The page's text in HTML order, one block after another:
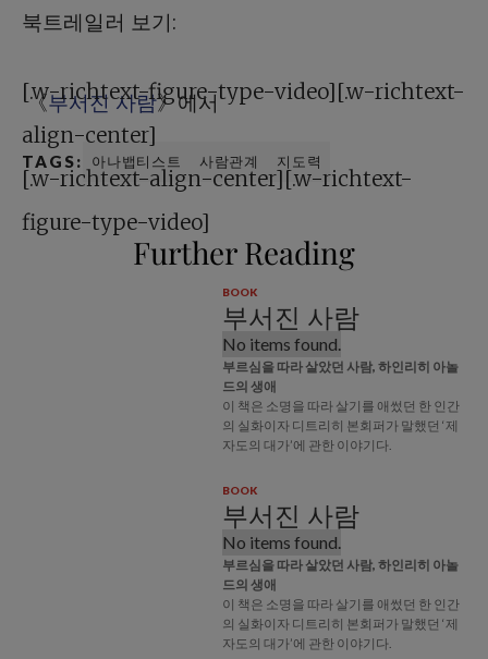
북트레일러 보기:
[.w-richtext-figure-type-video][.w-richtext-
align-center]
[.w-richtext-align-center][.w-richtext-
figure-type-video]
《부서진 사람》에서
TAGS: 아나뱁티스트 사람관계 지도력
Further Reading
BOOK
부서진 사람
No items found.
부르심을 따라 살았던 사람, 하인리히 아놀
드의 생애
이 책은 소명을 따라 살기를 애썼던 한 인간
의 실화이자 디트리히 본회퍼가 말했던 ‘제
자도의 대가’에 관한 이야기다.
BOOK
부서진 사람
No items found.
부르심을 따라 살았던 사람, 하인리히 아놀
드의 생애
이 책은 소명을 따라 살기를 애썼던 한 인간
의 실화이자 디트리히 본회퍼가 말했던 ‘제
자도의 대가’에 관한 이야기다.